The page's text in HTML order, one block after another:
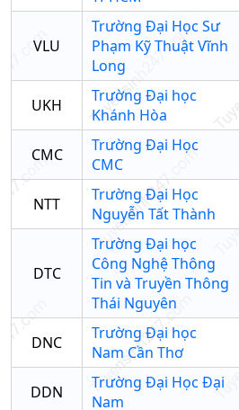
VLU
Trường Đại Học Sư
Phạm Kỹ Thuật Vĩnh
Long
UKH
Trường Đại học
Khánh Hòa
CMC
Trường Đại Học
CMC
NTT
Trường Đại Học
Nguyễn Tất Thành
DTC
Trường Đại học
Công Nghệ Thông
Tin và Truyền Thông
Thái Nguyên
DNC
Trường Đại học
Nam Cần Thơ
DDN
Trường Đại Học Đại
Nam